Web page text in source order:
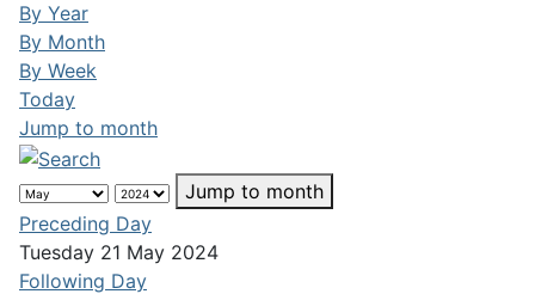
By Year
By Month
By Week
Today
Jump to month
Jump to month
Preceding Day
Tuesday 21 May 2024
Following Day